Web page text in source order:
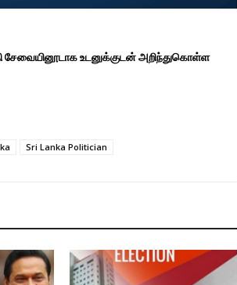
சேவையினூடாக உடனுக்குடன் அறிந்துகொள்ள
Sri Lanka Politician